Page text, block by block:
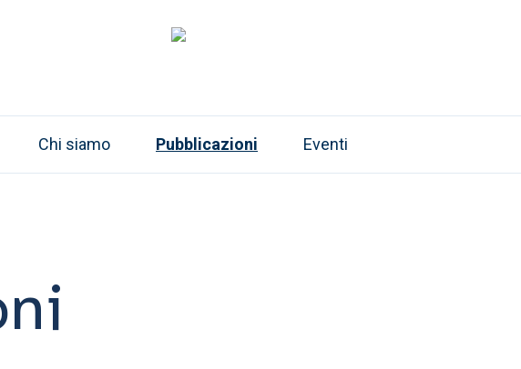
Chi siamo Pubblicazioni Eventi